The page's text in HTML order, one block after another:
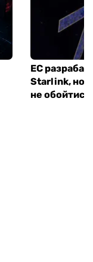
ЕС
Starlink, но
не обойтись